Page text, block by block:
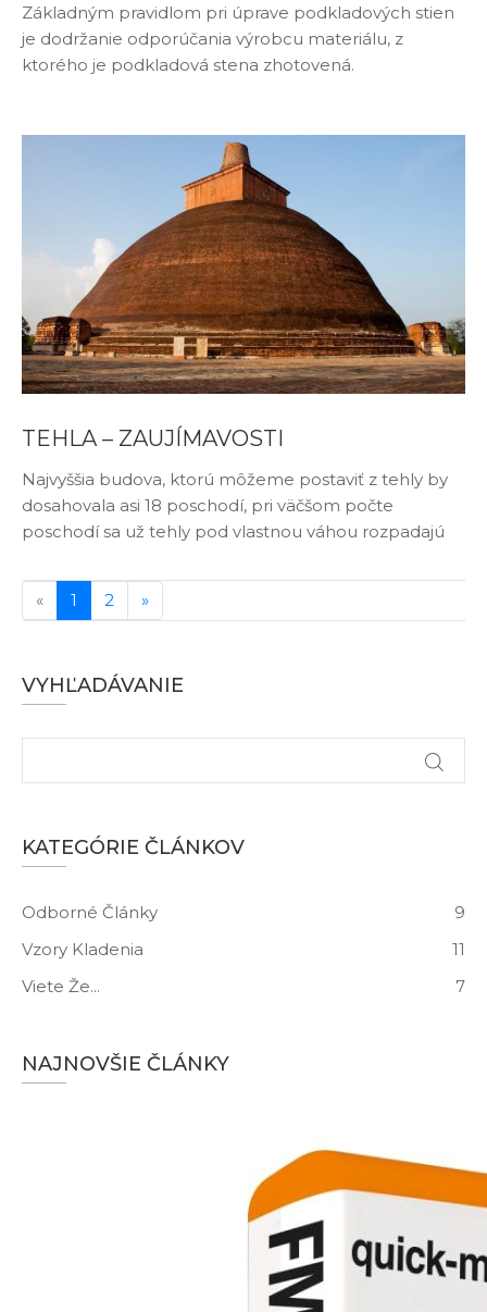
Základným pravidlom pri úprave podkladových stien
je dodržanie odporúčania výrobcu materiálu, z
ktorého je podkladová stena zhotovená.
TEHLA – ZAUJÍMAVOSTI
Najvyššia budova, ktorú môžeme postaviť z tehly by
dosahovala asi 18 poschodí, pri väčšom počte
poschodí sa už tehly pod vlastnou váhou rozpadajú
« 1 2 »
VYHĽADÁVANIE
KATEGÓRIE ČLÁNKOV
Odborné Články
9
Vzory Kladenia
11
Viete Že...
7
NAJNOVŠIE ČLÁNKY